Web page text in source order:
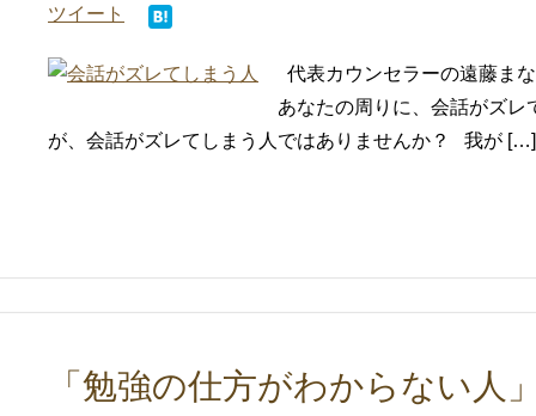
ツイート
代表カウンセラーの遠藤ま
あなたの周りに、会話がズレ
が、会話がズレてしまう人ではありませんか？ 我が […]
「勉強の仕方がわからない人